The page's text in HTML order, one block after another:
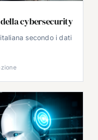
cybersecurity
secondo i dati